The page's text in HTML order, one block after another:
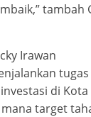
tambah
Irawan
di Kota
target